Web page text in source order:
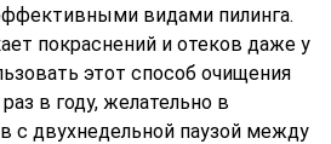
видами пилинга.
покраснений и отеков даже у
этот способ очищения
в году, желательно в
с двухнедельной паузой между